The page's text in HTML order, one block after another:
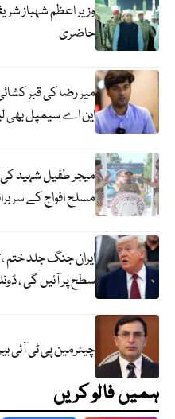
وزیر اعظم شہباز
حاضری
میر رضا کی قبر
این اے سیمپل بھی
مسلح افواج کے
ایران جنگ جلد ختم
سطح پر آئیں گی ،
چیئرمین پی ٹی آئی
ہمیں فالو کریں